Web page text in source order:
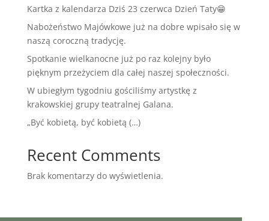
Kartka z kalendarza Dziś 23 czerwca Dzień Taty😁
Nabożeństwo Majówkowe już na dobre wpisało się w
naszą coroczną tradycję.
Spotkanie wielkanocne już po raz kolejny było
pięknym przeżyciem dla całej naszej społeczności.
W ubiegłym tygodniu gościliśmy artystkę z
krakowskiej grupy teatralnej Galana.
„Być kobietą, być kobietą (…)
Recent Comments
Brak komentarzy do wyświetlenia.